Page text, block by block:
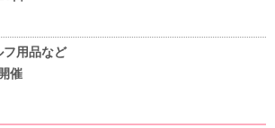
フ用品など
催